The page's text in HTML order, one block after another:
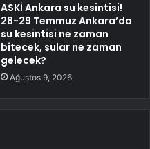
ASKİ Ankara su kesintisi!
28-29 Temmuz Ankara’da
su kesintisi ne zaman
bitecek, sular ne zaman
gelecek?
Ağustos 9, 2026